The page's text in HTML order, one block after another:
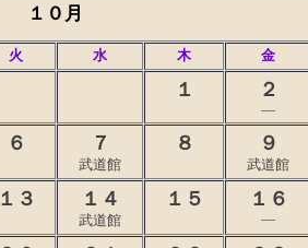
１０月
火 水 木 金
１ ２
―
６ ７
武道館
８ ９
武道館
１３ １４
武道館
１５ １６
―